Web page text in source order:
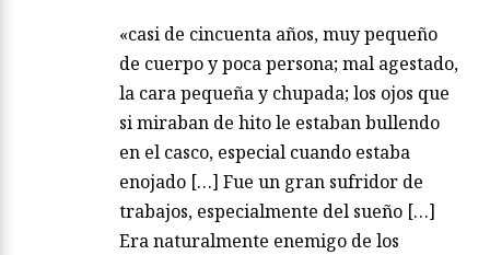
«casi de cincuenta años, muy pequeño
de cuerpo y poca persona; mal agestado,
la cara pequeña y chupada; los ojos que
si miraban de hito le estaban bullendo
en el casco, especial cuando estaba
enojado […] Fue un gran sufridor de
trabajos, especialmente del sueño […]
Era naturalmente enemigo de los